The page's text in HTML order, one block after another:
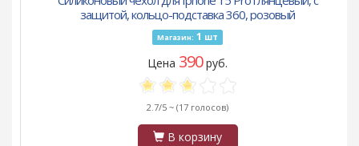
защитой, кольцо-подставка 360, розовый
Магазин: 1 шт
Цена 390руб.
2.7/5 ~ (17 голосов)
В корзину